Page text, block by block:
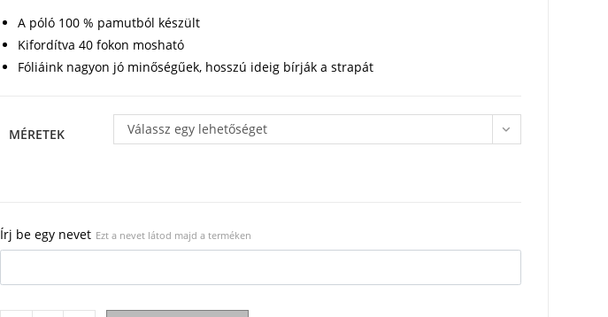
A póló 100 % pamutból készült
Kifordítva 40 fokon mosható
Fóliáink nagyon jó minőségűek, hosszú ideig bírják a strapát
MÉRETEK Válassz egy lehetőséget
Írj be egy nevet Ezt a nevet látod majd a terméken